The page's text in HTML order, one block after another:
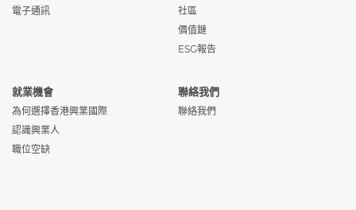
電子通訊
社區
價值鏈
ESG報告
就業機會
為何選擇香港興業國際
認識興業人
職位空缺
聯絡我們
聯絡我們